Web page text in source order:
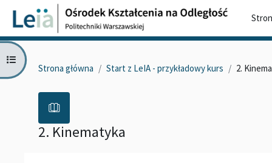
Przejdź do głównej zawartości
Otwórz indeks kursu
Strona główna Start z LeIA - przykładowy kurs 2.
2. Kinematyka